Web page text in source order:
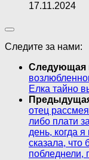
17.11.2024
Следите за нами:
Следующая
Елка тайно
отец
либо плати
день, когда
сказала, что
побледнели,